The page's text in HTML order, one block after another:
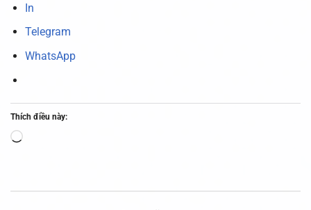
In
Telegram
WhatsApp
Thích điều này:
Đang